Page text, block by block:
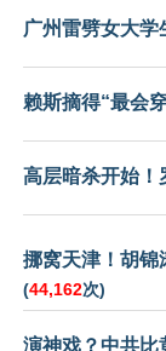
广州雷劈女大学
赖斯摘得“最会
高层暗杀开始！
挪窝天津！胡锦
(44,162次)
演神戏？中共比